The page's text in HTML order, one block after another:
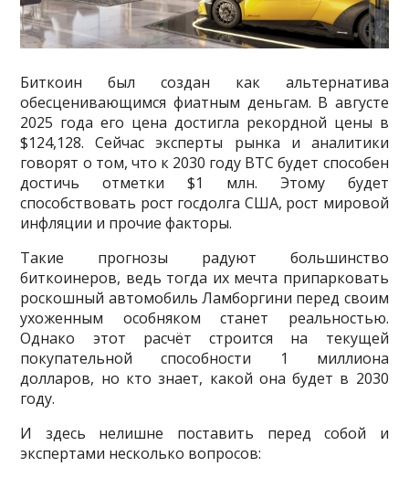
Биткоин был создан как альтернатива
обесценивающимся фиатным деньгам. В августе
2025 года его цена достигла рекордной цены в
$124,128. Сейчас эксперты рынка и аналитики
говорят о том, что к 2030 году BTC будет способен
достичь отметки $1 млн. Этому будет
способствовать рост госдолга США, рост мировой
инфляции и прочие факторы.
Такие прогнозы радуют большинство
биткоинеров, ведь тогда их мечта припарковать
роскошный автомобиль Ламборгини перед своим
ухоженным особняком станет реальностью.
Однако этот расчёт строится на текущей
покупательной способности 1 миллиона
долларов, но кто знает, какой она будет в 2030
году.
И здесь нелишне поставить перед собой и
экспертами несколько вопросов: